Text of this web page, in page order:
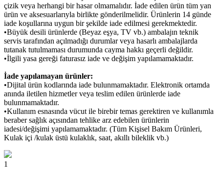
çizik veya herhangi bir hasar olmamalıdır. İade edilen ürün tüm yan
ürün ve aksesuarlarıyla birlikte gönderilmelidir. Ürünlerin 14 günde
iade koşullarına uygun bir şekilde iade edilmesi gerekmektedir.
•Büyük desili ürünlerde (Beyaz eşya, TV vb.) ambalajın teknik
servis tarafından açılmadığı durumlar veya hasarlı ambalajlarda
tutanak tutulmaması durumunda cayma hakkı geçerli değildir.
•İlgili yasa gereği faturasız iade ve değişim yapılamamaktadır.
İade yapılamayan ürünler:
•Dijital ürün kodlarında iade bulunmamaktadır. Elektronik ortamda
anında iletilen hizmetler veya teslim edilen ürünlerde iade
bulunmamaktadır.
•Kullanım esnasında vücut ile birebir temas gerektiren ve kullanımla
beraber sağlık açısından tehlike arz edebilen ürünlerin
iadesi/değişimi yapılamamaktadır. (Tüm Kişisel Bakım Ürünleri,
Kulak içi /kulak üstü kulaklık, saat, akıllı bileklik vb.)
1